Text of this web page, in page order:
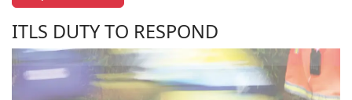
ITLS DUTY TO RESPOND